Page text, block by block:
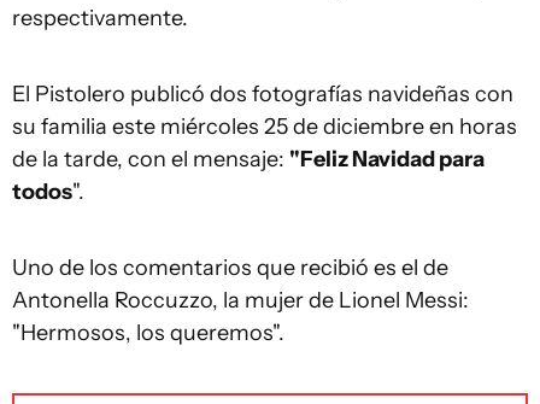
respectivamente.
El Pistolero publicó dos fotografías navideñas con
su familia este miércoles 25 de diciembre en horas
de la tarde, con el mensaje: "Feliz Navidad para
todos".
Uno de los comentarios que recibió es el de
Antonella Roccuzzo, la mujer de Lionel Messi:
"Hermosos, los queremos".